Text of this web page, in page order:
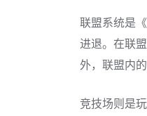
联盟系统是
进退。在联
外，联盟内
竞技场则是